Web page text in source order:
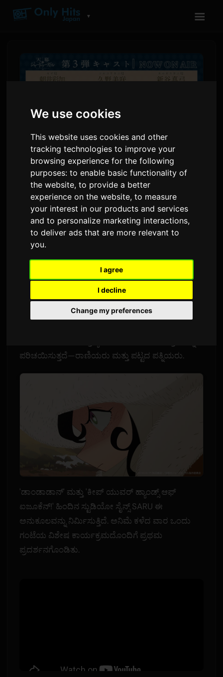
We use cookies
This website uses cookies and other
tracking technologies to improve your
browsing experience for the following
purposes:to enable basic functionality of
the website,to provide a better
experience on the website,to measure
your interest in our products and services
and to personalize marketing interactions,
to deliver ads that are more relevant to
you.
I agree
I decline
Change my preferences
▼ ☰
ಟೆನ್ಮಾಕು ನೋ ಜಾದೂಗರ್
ಮಂಗೋಲಿಯಾ ಆರ್ಕ್ PV ಮತ್ತು
ಹೊಸ ವಾಯ್ಸ್ ಕಾಸ್ಟ್ ಅನ್ನು
ಬಹಿರಂಗಪಡಿಸಿದೆ
Sam
ಇಂಗ್ಲಿಷ್‌ನಲ್ಲಿ ಅನುವಾದಿಸಲಾಗಿದೆ
ಟಿವಿ ಅನಿಮೆ 'ಟೆನ್ಮಾಕು ನೋ ಜಾದೂಗರ್' (ಟೆಂಟ್ ಆಫ್ ದಿ
ಜೇಡ್ ಆರ್ಮೆಂಟ್) ತನ್ನ ಮುಂಬರುವ ಮಂಗೋಲಿಯಾ ಕಥೆಯ
ಪರಿಚಯಿಸುತ್ತದೆ—ರಾಣಿಯರು ಮತ್ತು ಪಟ್ಟದ ಪತ್ನಿಯರು.
'ಡಾಂಡಾಡಾನ್' ಮತ್ತು 'ಕೀಪ್ ಯುವರ್ ಹ್ಯಾಂಡ್ಸ್ ಆಫ್
ಐಜೂಕೆನ್!' ಹಿಂದಿನ ಸ್ಟುಡಿಯೋ ಸೈನ್ಸ್ SARU ಈ
ಅನುಕೂಲವನ್ನು ನಿರ್ಮಿಸುತ್ತಿದೆ. ಅನಿಮೆ ಕಳೆದ ವಾರ ಒಂದು
ಗಂಟೆಯ ವಿಶೇಷ ಕಾರ್ಯಕ್ರಮದೊಂದಿಗೆ ಪ್ರಥಮ
ಪ್ರದರ್ಶನಗೊಂಡಿತು.